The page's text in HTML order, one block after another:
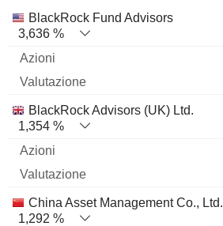
Nome Azioni % Valutazione
BlackRock Fund Advisors
3,636 %
BlackRock Advisors (UK) Ltd.
1,354 %
China Asset Management Co., Ltd.
1,292 %